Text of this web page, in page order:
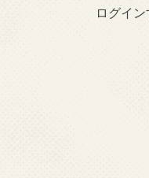
ログイ